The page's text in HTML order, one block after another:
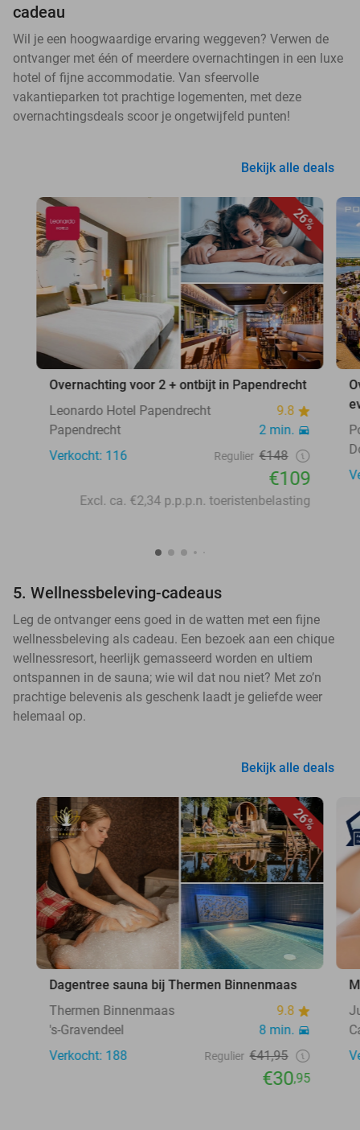
cadeau
Wil je een hoogwaardige ervaring weggeven? Verwen de
ontvanger met één of meerdere overnachtingen in een luxe
hotel of fijne accommodatie. Van sfeervolle
vakantieparken tot prachtige logementen, met deze
overnachtingsdeals scoor je ongetwijfeld punten!
Bekijk alle deals
26%
Overnachting voor 2 + ontbijt in Papendrecht
Leonardo Hotel Papendrecht
9.8
Papendrecht
2 min.
Verkocht: 116
Regulier €148
€109
Excl. ca. €2,34 p.p.p.n. toeristenbelasting
5. Wellnessbeleving-cadeaus
Leg de ontvanger eens goed in de watten met een fijne
wellnessbeleving als cadeau. Een bezoek aan een chique
wellnessresort, heerlijk gemasseerd worden en ultiem
ontspannen in de sauna; wie wil dat nou niet? Met zo’n
prachtige belevenis als geschenk laadt je geliefde weer
helemaal op.
Bekijk alle deals
26%
Dagentree sauna bij Thermen Binnenmaas
Thermen Binnenmaas
9.8
's-Gravendeel
8 min.
Verkocht: 188
Regulier €41,95
€30,95